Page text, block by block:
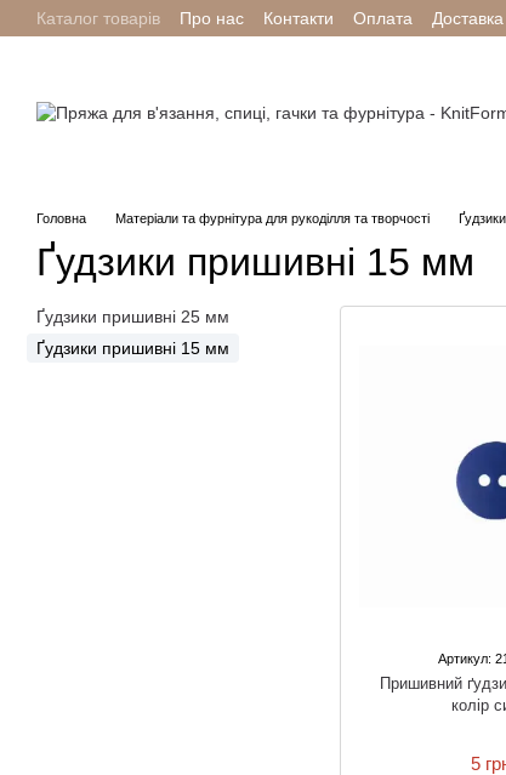
Перейти до основного контенту
Каталог товарів Про нас Контакти Оплата Доставка
Головна Матеріали та фурнітура для рукоділля та творчості Ґудзики
Ґудзики пришивні 15 мм
Артикул:
Пришивний
колір
5
Ґудзики пришивні 25 мм
Ґудзики пришивні 15 мм